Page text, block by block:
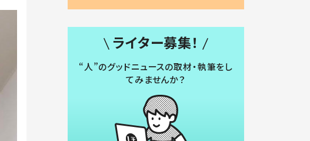
ライター募集！
“人”のグッドニュースの取材・執筆をし
てみませんか？